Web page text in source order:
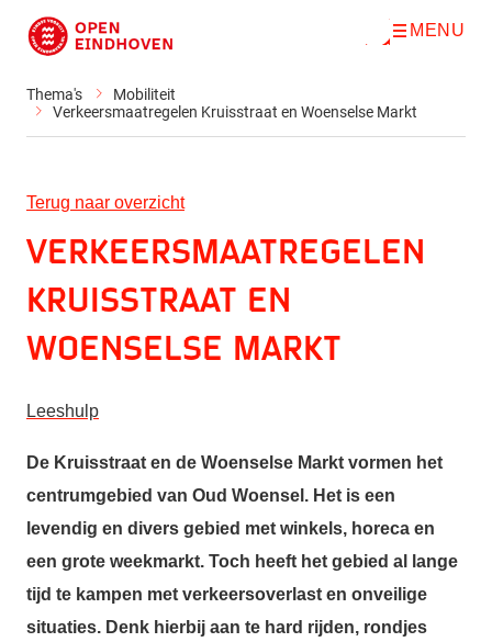
Direct naar de inhoud
O
e
n
MENU
Thema's
Mobiliteit
Verkeersmaatregelen Kruisstraat en Woenselse Markt
Terug naar overzicht
Verkeersmaatregelen
Kruisstraat en
Woenselse Markt
Leeshulp
De Kruisstraat en de Woenselse Markt vormen het
centrumgebied van Oud Woensel. Het is een
levendig en divers gebied met winkels, horeca en
een grote weekmarkt. Toch heeft het gebied al lange
tijd te kampen met verkeersoverlast en onveilige
situaties. Denk hierbij aan te hard rijden, rondjes